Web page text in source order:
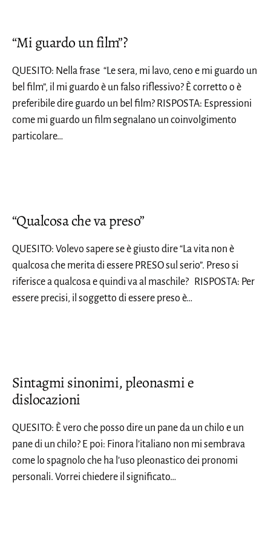
“Mi guardo un film”?
QUESITO: Nella frase “Le sera, mi lavo, ceno e mi guardo un
bel film”, il mi guardo è un falso riflessivo? È corretto o è
preferibile dire guardo un bel film? RISPOSTA: Espressioni
come mi guardo un film segnalano un coinvolgimento
particolare…
“Qualcosa che va preso”
QUESITO: Volevo sapere se è giusto dire “La vita non è
qualcosa che merita di essere PRESO sul serio”. Preso si
riferisce a qualcosa e quindi va al maschile? RISPOSTA: Per
essere precisi, il soggetto di essere preso è…
Sintagmi sinonimi, pleonasmi e
dislocazioni
QUESITO: È vero che posso dire un pane da un chilo e un
pane di un chilo? E poi: Finora l’italiano non mi sembrava
come lo spagnolo che ha l’uso pleonastico dei pronomi
personali. Vorrei chiedere il significato…